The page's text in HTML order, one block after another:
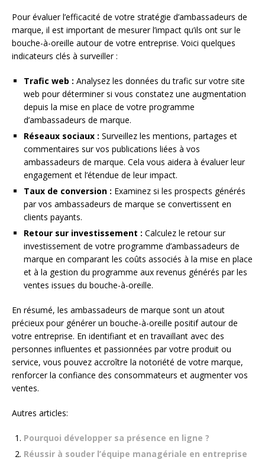
Pour évaluer l’efficacité de votre stratégie d’ambassadeurs de
marque, il est important de mesurer l’impact qu’ils ont sur le
bouche-à-oreille autour de votre entreprise. Voici quelques
indicateurs clés à surveiller :
Trafic web : Analysez les données du trafic sur votre site
web pour déterminer si vous constatez une augmentation
depuis la mise en place de votre programme
d’ambassadeurs de marque.
Réseaux sociaux : Surveillez les mentions, partages et
commentaires sur vos publications liées à vos
ambassadeurs de marque. Cela vous aidera à évaluer leur
engagement et l’étendue de leur impact.
Taux de conversion : Examinez si les prospects générés
par vos ambassadeurs de marque se convertissent en
clients payants.
Retour sur investissement : Calculez le retour sur
investissement de votre programme d’ambassadeurs de
marque en comparant les coûts associés à la mise en place
et à la gestion du programme aux revenus générés par les
ventes issues du bouche-à-oreille.
En résumé, les ambassadeurs de marque sont un atout
précieux pour générer un bouche-à-oreille positif autour de
votre entreprise. En identifiant et en travaillant avec des
personnes influentes et passionnées par votre produit ou
service, vous pouvez accroître la notoriété de votre marque,
renforcer la confiance des consommateurs et augmenter vos
ventes.
Autres articles:
Pourquoi développer sa présence en ligne ?
Réussir à souder l’équipe managériale en entreprise